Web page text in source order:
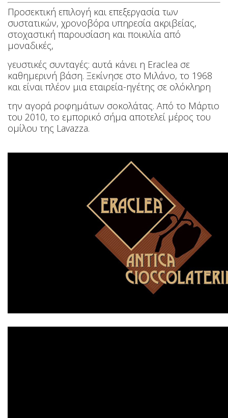
Προσεκτική επιλογή και επεξεργασία των
συστατικών, χρονοβόρα υπηρεσία ακριβείας,
στοχαστική παρουσίαση και ποικιλία από
μοναδικές,
γευστικές συνταγές: αυτά κάνει η Eraclea σε
καθημερινή βάση. Ξεκίνησε στο Μιλάνο, το 1968
και είναι πλέον μια εταιρεία-ηγέτης σε ολόκληρη
την αγορά ροφημάτων σοκολάτας. Από το Μάρτιο
του 2010, το εμπορικό σήμα αποτελεί μέρος του
ομίλου της Lavazza.